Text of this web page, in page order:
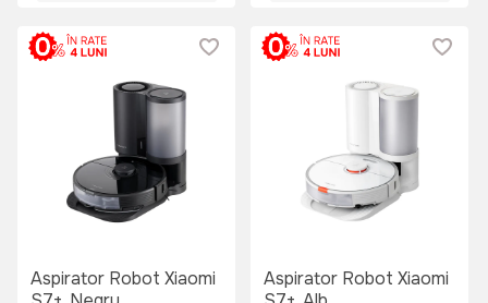
Aspirator Robot Xiaomi
Aspirator Robot Xiaomi